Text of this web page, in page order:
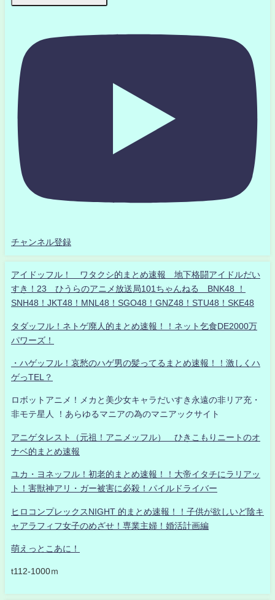
チャンネル登録
アイドッフル！ ワタクシ的まとめ速報 地下格闘アイドルだい
すき！23 ひうらのアニメ放送局101ちゃんねる BNK48 ！
SNH48！JKT48！MNL48！SGO48！GNZ48！STU48！SKE48
タダッフル！ネトゲ廃人的まとめ速報！！ネット乞食DE2000万
パワーズ！
・ハゲッフル！哀愁のハゲ男の髪ってるまとめ速報！！激しくハ
ゲっTEL？
ロボットアニメ！メカと美少女キャラだいすき永遠の非リア充・
非モテ星人 ！あらゆるマニアの為のマニアックサイト
アニゲタレスト（元祖！アニメッフル） ひきこもりニートのオ
ナベ的まとめ速報
ユカ・ヨネッフル！初老的まとめ速報！！大帝イタチにラリアッ
ト！害獣神アリ・ガー被害に必殺！パイルドライバー
ヒロコンプレックスNIGHT 的まとめ速報！！子供が欲しいど陰キ
ャアラフィフ女子のめざせ！専業主婦！婚活計画編
萌えっとこあに！
t112-1000ｍ